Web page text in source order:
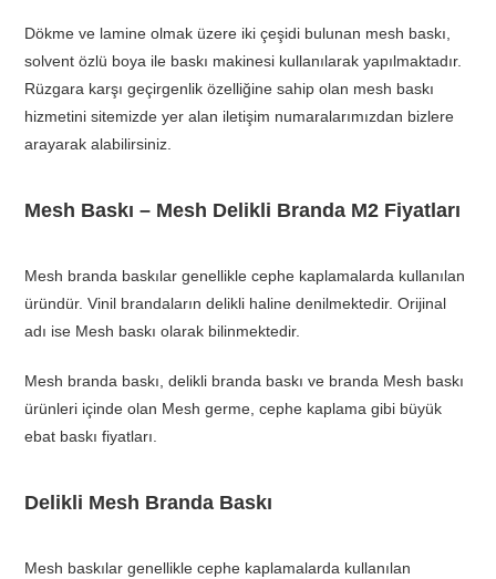
Dökme ve lamine olmak üzere iki çeşidi bulunan mesh baskı,
solvent özlü boya ile baskı makinesi kullanılarak yapılmaktadır.
Rüzgara karşı geçirgenlik özelliğine sahip olan mesh baskı
hizmetini sitemizde yer alan iletişim numaralarımızdan bizlere
arayarak alabilirsiniz.
Mesh Baskı – Mesh Delikli Branda M2 Fiyatları
Mesh branda baskılar genellikle cephe kaplamalarda kullanılan
üründür. Vinil brandaların delikli haline denilmektedir. Orijinal
adı ise Mesh baskı olarak bilinmektedir.
Mesh branda baskı, delikli branda baskı ve branda Mesh baskı
ürünleri içinde olan Mesh germe, cephe kaplama gibi büyük
ebat baskı fiyatları.
Delikli Mesh Branda Baskı
Mesh baskılar genellikle cephe kaplamalarda kullanılan